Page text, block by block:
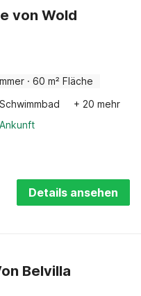
von Wold
· 60 m² Fläche
Schwimmbad
+ 20 mehr
Details ansehen
Belvilla